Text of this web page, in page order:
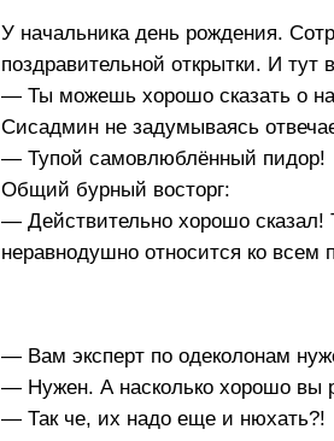
У начальника день рождения.
поздравительной открытки. И
— Ты можешь хорошо сказать о
Сисадмин не задумываясь
— Тупой самовлюблённый пидор!
Общий бурный восторг:
— Действительно хорошо сказал!
неравнодушно относится ко всем
— Вам эксперт по одеколонам
— Нужен. А насколько хорошо вы
— Так че, их надо еще и нюхать?!